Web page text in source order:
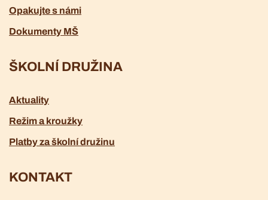
Opakujte s námi
Dokumenty MŠ
ŠKOLNÍ DRUŽINA
Aktuality
Režim a kroužky
Platby za školní družinu
KONTAKT